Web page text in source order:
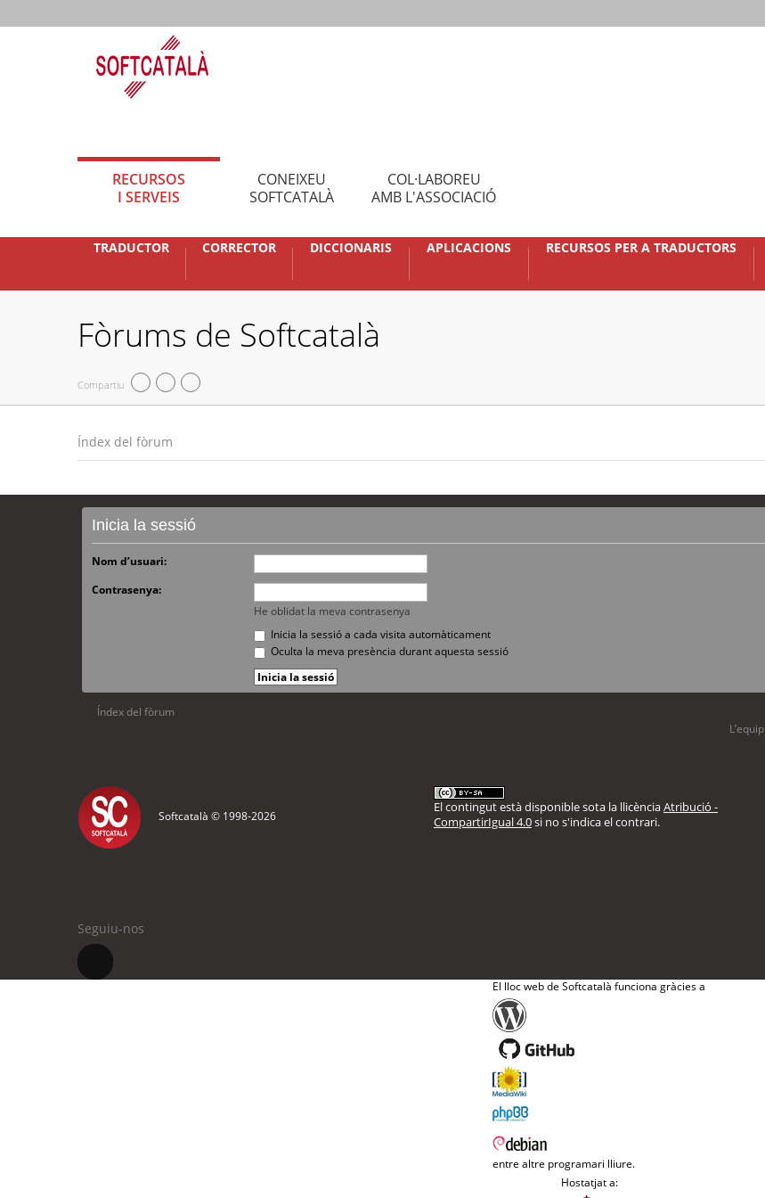
RECURSOS
I SERVEIS
CONEIXEU
SOFTCATALÀ
COL·LABOREU
AMB L'ASSOCIACIÓ
TRADUCTOR CORRECTOR DICCIONARIS APLICACIONS RECURSOS PER A TRADUCTORS
Fòrums de Softcatalà
Compartiu
Índex del fòrum
Inicia la sessió
Nom d’usuari:
Contrasenya:
He oblidat la meva contrasenya
Inicia la sessió a cada visita automàticament
Oculta la meva presència durant aquesta sessió
Índex del fòrum
L’equip
Softcatalà © 1998-2026
El contingut està disponible sota la llicènciaAtribució -
CompartirIgual 4.0si no s'indica el contrari.
Seguiu-nos
El lloc web de Softcatalà funciona gràcies a
entre altre programari lliure.
Hostatjat a: